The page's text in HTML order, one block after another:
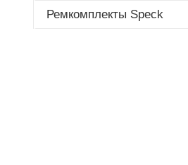
Ремкомплекты Speck